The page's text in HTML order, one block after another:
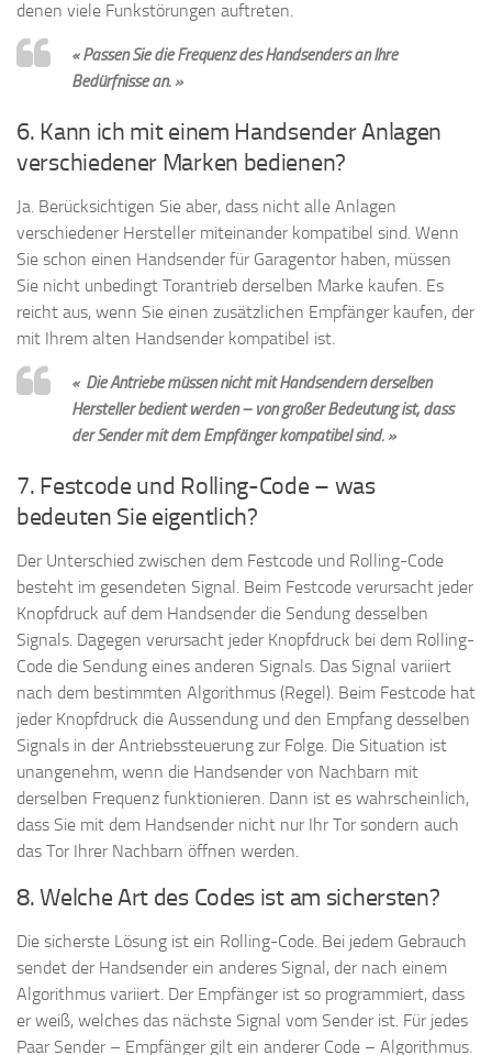
denen viele Funkstörungen auftreten.
« Passen Sie die Frequenz des Handsenders an Ihre
Bedürfnisse an. »
6. Kann ich mit einem Handsender Anlagen
verschiedener Marken bedienen?
Ja. Berücksichtigen Sie aber, dass nicht alle Anlagen
verschiedener Hersteller miteinander kompatibel sind. Wenn
Sie schon einen Handsender für Garagentor haben, müssen
Sie nicht unbedingt Torantrieb derselben Marke kaufen. Es
reicht aus, wenn Sie einen zusätzlichen Empfänger kaufen, der
mit Ihrem alten Handsender kompatibel ist.
« Die Antriebe müssen nicht mit Handsendern derselben
Hersteller bedient werden – von großer Bedeutung ist, dass
der Sender mit dem Empfänger kompatibel sind. »
7. Festcode und Rolling-Code – was
bedeuten Sie eigentlich?
Der Unterschied zwischen dem Festcode und Rolling-Code
besteht im gesendeten Signal. Beim Festcode verursacht jeder
Knopfdruck auf dem Handsender die Sendung desselben
Signals. Dagegen verursacht jeder Knopfdruck bei dem Rolling-
Code die Sendung eines anderen Signals. Das Signal variiert
nach dem bestimmten Algorithmus (Regel). Beim Festcode hat
jeder Knopfdruck die Aussendung und den Empfang desselben
Signals in der Antriebssteuerung zur Folge. Die Situation ist
unangenehm, wenn die Handsender von Nachbarn mit
derselben Frequenz funktionieren. Dann ist es wahrscheinlich,
dass Sie mit dem Handsender nicht nur Ihr Tor sondern auch
das Tor Ihrer Nachbarn öffnen werden.
8. Welche Art des Codes ist am sichersten?
Die sicherste Lösung ist ein Rolling-Code. Bei jedem Gebrauch
sendet der Handsender ein anderes Signal, der nach einem
Algorithmus variiert. Der Empfänger ist so programmiert, dass
er weiß, welches das nächste Signal vom Sender ist. Für jedes
Paar Sender – Empfänger gilt ein anderer Code – Algorithmus.